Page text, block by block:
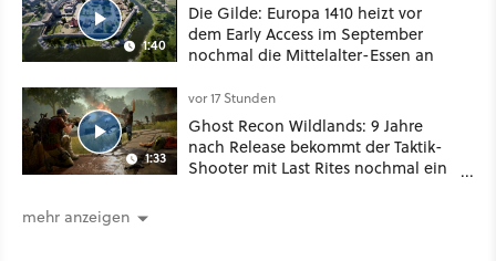
1:40
Die Gilde: Europa 1410 heizt vor
dem Early Access im September
nochmal die Mittelalter-Essen an
1:33
vor 17 Stunden
Ghost Recon Wildlands: 9 Jahre
nach Release bekommt der Taktik-
Shooter mit Last Rites nochmal ein
mehr anzeigen